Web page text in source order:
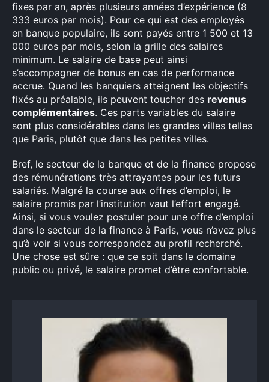
fixes par an, après plusieurs années d’expérience (8
333 euros par mois). Pour ce qui est des employés
en banque populaire, ils sont payés entre 1 500 et 13
000 euros par mois, selon la grille des salaires
minimum. Le salaire de base peut ainsi
s’accompagner de bonus en cas de performance
accrue. Quand les banquiers atteignent les objectifs
fixés au préalable, ils peuvent toucher des revenus
complémentaires. Ces parts variables du salaire
sont plus considérables dans les grandes villes telles
que Paris, plutôt que dans les petites villes.
Bref, le secteur de la banque et de la finance propose
des rémunérations très attrayantes pour les futurs
salariés. Malgré la course aux offres d’emploi, le
salaire promis par l’institution vaut l’effort engagé.
Ainsi, si vous voulez postuler pour une offre d’emploi
dans le secteur de la finance à Paris, vous n’avez plus
qu’à voir si vous correspondez au profil recherché.
Une chose est sûre : que ce soit dans le domaine
public ou privé, le salaire promet d’être confortable.